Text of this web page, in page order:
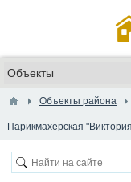
Объекты района
Парикмахерская